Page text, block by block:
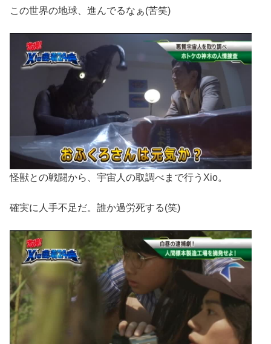
この世界の地球、進んでるなぁ(苦笑)
怪獣との戦闘から、宇宙人の取調べまで行うXio。
確実に人手不足だ。誰か過労死する(笑)